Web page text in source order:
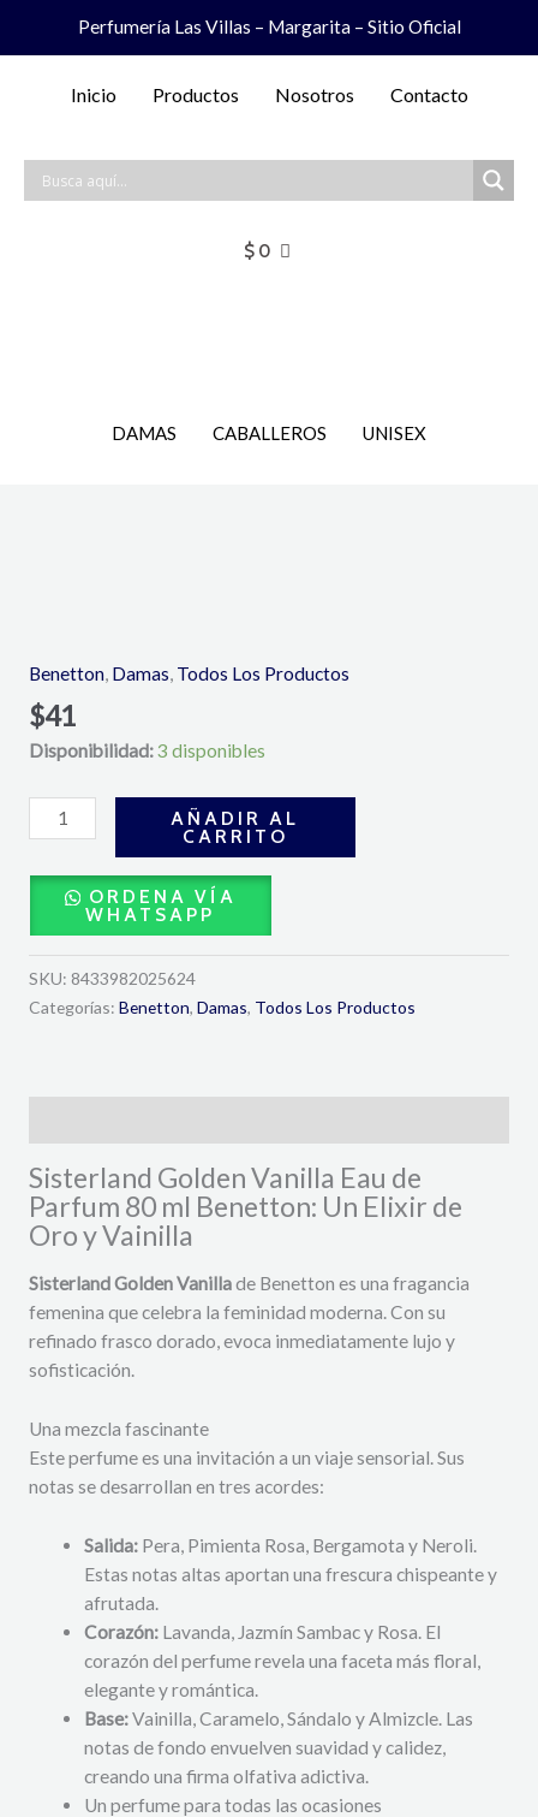
Perfumería Las Villas – Margarita – Sitio Oficial
Inicio Productos Nosotros Contacto
$ 0
DAMAS CABALLEROS UNISEX
Benetton, Damas Todos Los Productos
$41
Disponibilidad:3 disponibles
Eau
de
Parfum
80
Benetton
cantidad
AÑADIR AL
CARRITO
ORDENA VÍA
WHATSAPP
SKU: 8433982025624
Categorías: Benetton, Damas, Todos Los Productos
Sisterland Golden Vanilla Eau de
Parfum 80 ml Benetton: Un Elixir de
Oro y Vainilla
Sisterland Golden Vanillade Benetton es una fragancia
femenina que celebra la feminidad moderna. Con su
refinado frasco dorado, evoca inmediatamente lujo y
sofisticación.
Una mezcla fascinante
Este perfume es una invitación a un viaje sensorial. Sus
notas se desarrollan en tres acordes:
Salida: Pera, Pimienta Rosa, Bergamota y Neroli.
Estas notas altas aportan una frescura chispeante y
afrutada.
Corazón: Lavanda, Jazmín Sambac y Rosa. El
corazón del perfume revela una faceta más floral,
elegante y romántica.
Base:Vainilla, Caramelo, Sándalo y Almizcle. Las
notas de fondo envuelven suavidad y calidez,
creando una firma olfativa adictiva.
Un perfume para todas las ocasiones